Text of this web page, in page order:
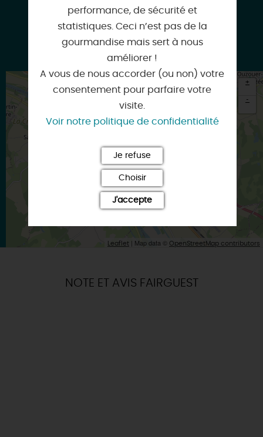
×
+
-
Leaflet | Map data © OpenStreetMap contributors
NOTE ET AVIS FAIRGUEST
performance, de sécurité et
statistiques. Ceci n’est pas de la
gourmandise mais sert à nous
améliorer !
A vous de nous accorder (ou non) votre
consentement pour parfaire votre
visite.
Voir notre politique de confidentialité
Je refuse
Choisir
J'accepte